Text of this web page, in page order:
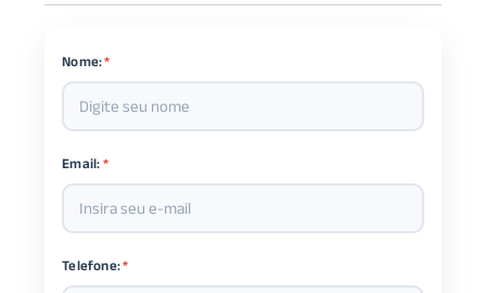
Nome:*
Email:*
Telefone:*